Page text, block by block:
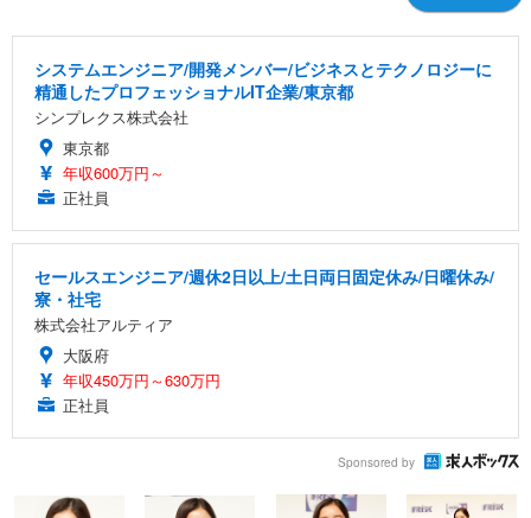
システムエンジニア/開発メンバー/ビジネスとテクノロジーに
精通したプロフェッショナルIT企業/東京都
シンプレクス株式会社
東京都
年収600万円～
正社員
セールスエンジニア/週休2日以上/土日両日固定休み/日曜休み/
寮・社宅
株式会社アルティア
大阪府
年収450万円～630万円
正社員
Sponsored by